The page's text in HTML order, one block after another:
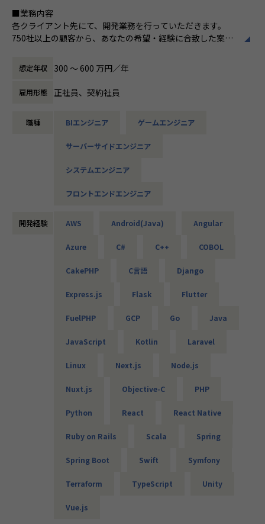
よる技術アドバイス＞
TechFirst Leadersでは、Scalaやオブジェクト指向設計の書
籍を執筆したエバンジェリストや、大手企業の基幹システム
構築に携わったアーキテクトをはじめ、各分野のトップエン
代表である私自身も、開発経験25年以上、大規模システムの
のハッカソン・アプリコンテストでの受賞実績があります。
画しているため、幅広い分野で実践的かつ専門的なアドバイ
毎月1回、AI専門家や実務でAIを活用しているエンジニアを
近年、CursorやDevinなど開発支援型のAIエージェントが登
な差がつく時代になりました。
レンド」から、実践的な「開発現場でのAI導入方法」まで幅
チアップを進めています。
＜自己学習のためのAI・クラウド費用、書籍購入費用を会社
社員が自己学習で新しい技術を習得する際の、AIツールやク
特にAI分野では、日常的に最新のツールやサービスに触れる
時代に強くなるための重要施策として位置づけています。
社員の意見を取り入れ、新たな制度を積極的に導入していく
＜先端技術への取り組みと多くの実績＞
TechFirst Leadersでは、Web技術を軸にしながらも、AI、X
R、ドローンなどの先端技術への取り組みにも力を入れてい
例えば、Appleが推進する空間コンピューティングデバイス
米国と日本での発売日に合わせてローンチタイトルとしてア
会社の規定に準ずる
■業務内容
各クライアント先にて、開発業務を行っていただきます。
750社以上の顧客から、あなたの希望・経験に合致した案件
＜Web・アプリからゲームまで。多彩なプロジェクトあり＞
■Webアプリ・業務システムの要件定義～開発
■スマホゲームのサーバーサイド開発
■AWS/Azureを用いたクラウド環境構築
実装経験をお持ちの方であれば、スキルレベル（等級）に合
g、Vue.js）
・大手企業のECサイト構築（C#、VB）
・販売管理システムの開発（COBOL、JCL）
・国税のインフラ環境構築（AWS、Azure、Linux、Window
・各種NW／DB／サーバ／設計・構築・運用・保守（cisco
・商船某大手会社向けのクラウドのセキュリティ強化活動
（Azure／AWS）
・クラウド環境構築（AWS／Terraform）
・メーカー向け仮想環境移行（VMware／Windows／Active
【案件選択制度】
広い分野を取り扱っているので、ご自身が本当にやりたい案
すので、ぜひ理想の案件にチャレンジしてください。
【単価公開／単価連動制度】
想定年収 300 〜 600 万円／年
雇用形態 正社員、契約社員
職種 BIエンジニア ゲームエンジニア
サーバーサイドエンジニア
システムエンジニア
フロントエンドエンジニア
開発経験 AWS Android(Java) Angular
Azure C# C++ COBOL
CakePHP C言語 Django
Express.js Flask Flutter
FuelPHP GCP Go Java
JavaScript Kotlin Laravel
Linux Next.js Node.js
Nuxt.js Objective-C PHP
Python React React Native
Ruby on Rails Scala Spring
Spring Boot Swift Symfony
Terraform TypeScript Unity
Vue.js